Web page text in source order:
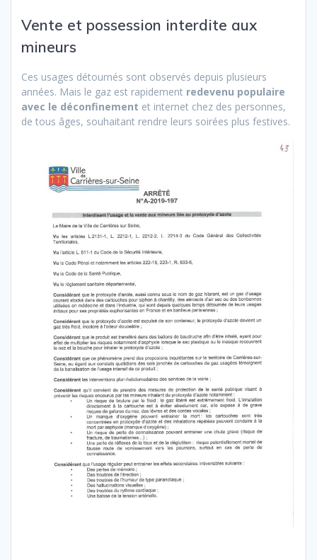
Vente et possession interdite aux
mineurs
Ces usages détournés sont observés depuis plusieurs
années. Mais le gaz est rapidement redevenu populaire
avec le déconfinement et internet chez des personnes,
de tous âges, souhaitant rendre leurs soirées plus festives.